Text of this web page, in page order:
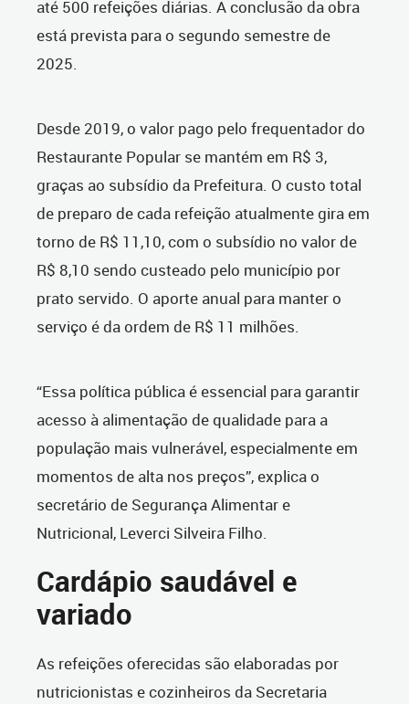
até 500 refeições diárias. A conclusão da obra
está prevista para o segundo semestre de
2025.
Desde 2019, o valor pago pelo frequentador do
Restaurante Popular se mantém em R$ 3,
graças ao subsídio da Prefeitura. O custo total
de preparo de cada refeição atualmente gira em
torno de R$ 11,10, com o subsídio no valor de
R$ 8,10 sendo custeado pelo município por
prato servido. O aporte anual para manter o
serviço é da ordem de R$ 11 milhões.
“Essa política pública é essencial para garantir
acesso à alimentação de qualidade para a
população mais vulnerável, especialmente em
momentos de alta nos preços”, explica o
secretário de Segurança Alimentar e
Nutricional, Leverci Silveira Filho.
Cardápio saudável e
variado
As refeições oferecidas são elaboradas por
nutricionistas e cozinheiros da Secretaria